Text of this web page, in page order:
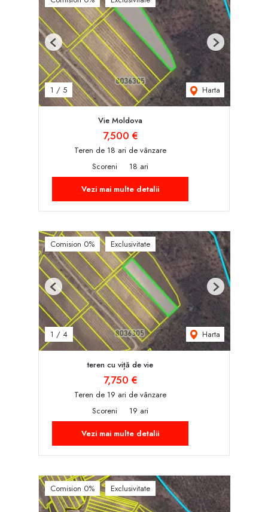
1 / 5 Harta
Previous Next
Vie Moldova
7,500 €
Teren de 18 ari de vânzare
Scoreni
18 ari
Vezi mai multe detalii
Comision 0% Exclusivitate
1 / 4 Harta
Previous Next
teren cu viță de vie
7,750 €
Teren de 19 ari de vânzare
Scoreni
19 ari
Vezi mai multe detalii
Comision 0% Exclusivitate